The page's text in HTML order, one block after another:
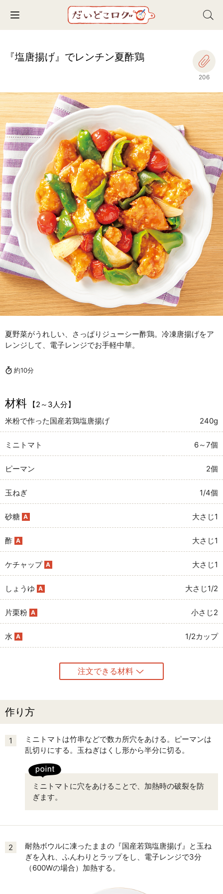
Toggle navigation
『塩唐揚げ』でレンチン夏酢鶏
206
夏野菜がうれしい、さっぱりジューシー酢鶏。冷凍唐揚げをア
レンジして、電子レンジでお手軽中華。
約10分
材料
【2～3人分】
米粉で作った国産若鶏塩唐揚げ
240g
ミニトマト 6～7個
ピーマン 2個
玉ねぎ 1/4個
砂糖 A 大さじ1
酢 A 大さじ1
ケチャップ A 大さじ1
しょうゆ A 大さじ1/2
片栗粉 A 小さじ2
水 A 1/2カップ
注文できる材料
作り方
1
ミニトマトは竹串などで数カ所穴をあける。ピーマンは
乱切りにする。玉ねぎはくし形から半分に切る。
ミニトマトに穴をあけることで、加熱時の破裂を防
ぎます。
2
耐熱ボウルに凍ったままの『国産若鶏塩唐揚げ』と玉ね
ぎを入れ、ふんわりとラップをし、電子レンジで3分
（600Wの場合）加熱する。